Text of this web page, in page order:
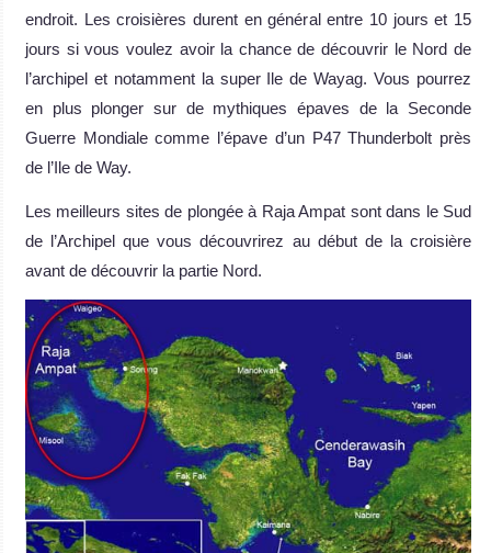
endroit. Les croisières durent en général entre 10 jours et 15
jours si vous voulez avoir la chance de découvrir le Nord de
l’archipel et notamment la super Ile de Wayag. Vous pourrez
en plus plonger sur de mythiques épaves de la Seconde
Guerre Mondiale comme l’épave d’un P47 Thunderbolt près
de l’Ile de Way.
Les meilleurs sites de plongée à Raja Ampat sont dans le Sud
de l’Archipel que vous découvrirez au début de la croisière
avant de découvrir la partie Nord.